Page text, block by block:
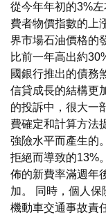
從今年年初的3%
費者物價指數的上
界市場石油價格的
比前一年高出約
國銀行推出的債務
信貸成長的結構更
的投訴中，很大一
費確定和計算方法
強險水平而產生的
拒絕而導致的13%
佈的新費率滿週年
加。 同時，個人
機動車交通事故責